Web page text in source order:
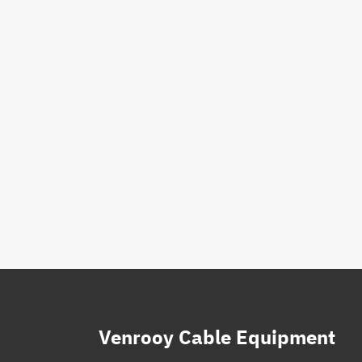
Venrooy Cable Equipment